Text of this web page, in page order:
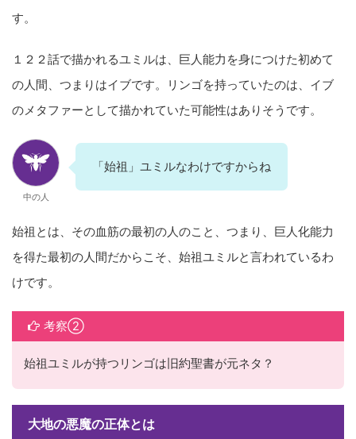
す。
１２２話で描かれるユミルは、巨人能力を身につけた初めて
の人間、つまりはイブです。リンゴを持っていたのは、イブ
のメタファーとして描かれていた可能性はありそうです。
中の人
「始祖」ユミルなわけですからね
始祖とは、その血筋の最初の人のこと、つまり、巨人化能力
を得た最初の人間だからこそ、始祖ユミルと言われているわ
けです。
考察②
始祖ユミルが持つリンゴは旧約聖書が元ネタ？
大地の悪魔の正体とは